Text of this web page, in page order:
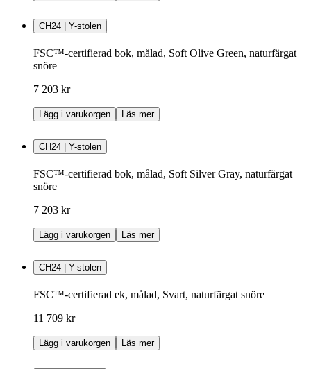
CH24 | Y-stolen
FSC™-certifierad bok, målad, Soft Olive Green, naturfärgat
snöre
7 203 kr
Lägg i varukorgen Läs mer
CH24 | Y-stolen
FSC™-certifierad bok, målad, Soft Silver Gray, naturfärgat
snöre
7 203 kr
Lägg i varukorgen Läs mer
CH24 | Y-stolen
FSC™-certifierad ek, målad, Svart, naturfärgat snöre
11 709 kr
Lägg i varukorgen Läs mer